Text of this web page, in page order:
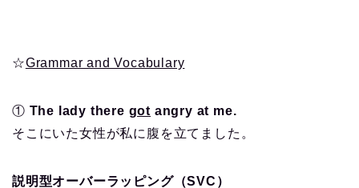
☆Grammar and Vocabulary
① The lady there got angry at me.
そこにいた女性が私に腹を立てました。
説明型オーバーラッピング（SVC）